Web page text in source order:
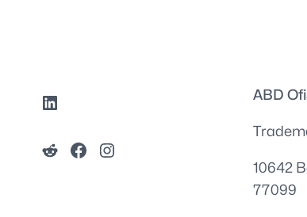
ABD
10642
77099